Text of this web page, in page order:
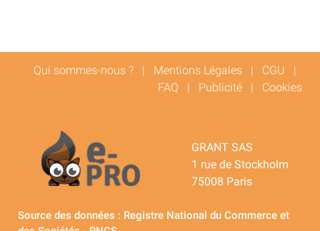
Qui sommes-nous ? | Mentions Légales | CGU |
FAQ | Publicité | Cookies
GRANT SAS
1 rue de Stockholm
75008 Paris
Source des données : Registre National du Commerce et